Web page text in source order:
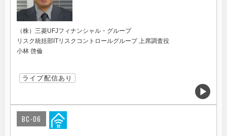
（株）三菱UFJフィナンシャル・グループ
リスク統括部ITリスクコントロールグループ 上席調査役
小林 啓倫
ライブ配信あり
BC-06